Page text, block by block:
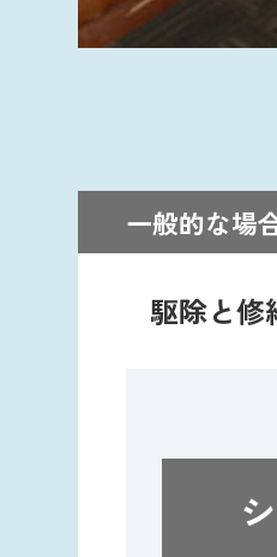
一般的な場
駆除と修